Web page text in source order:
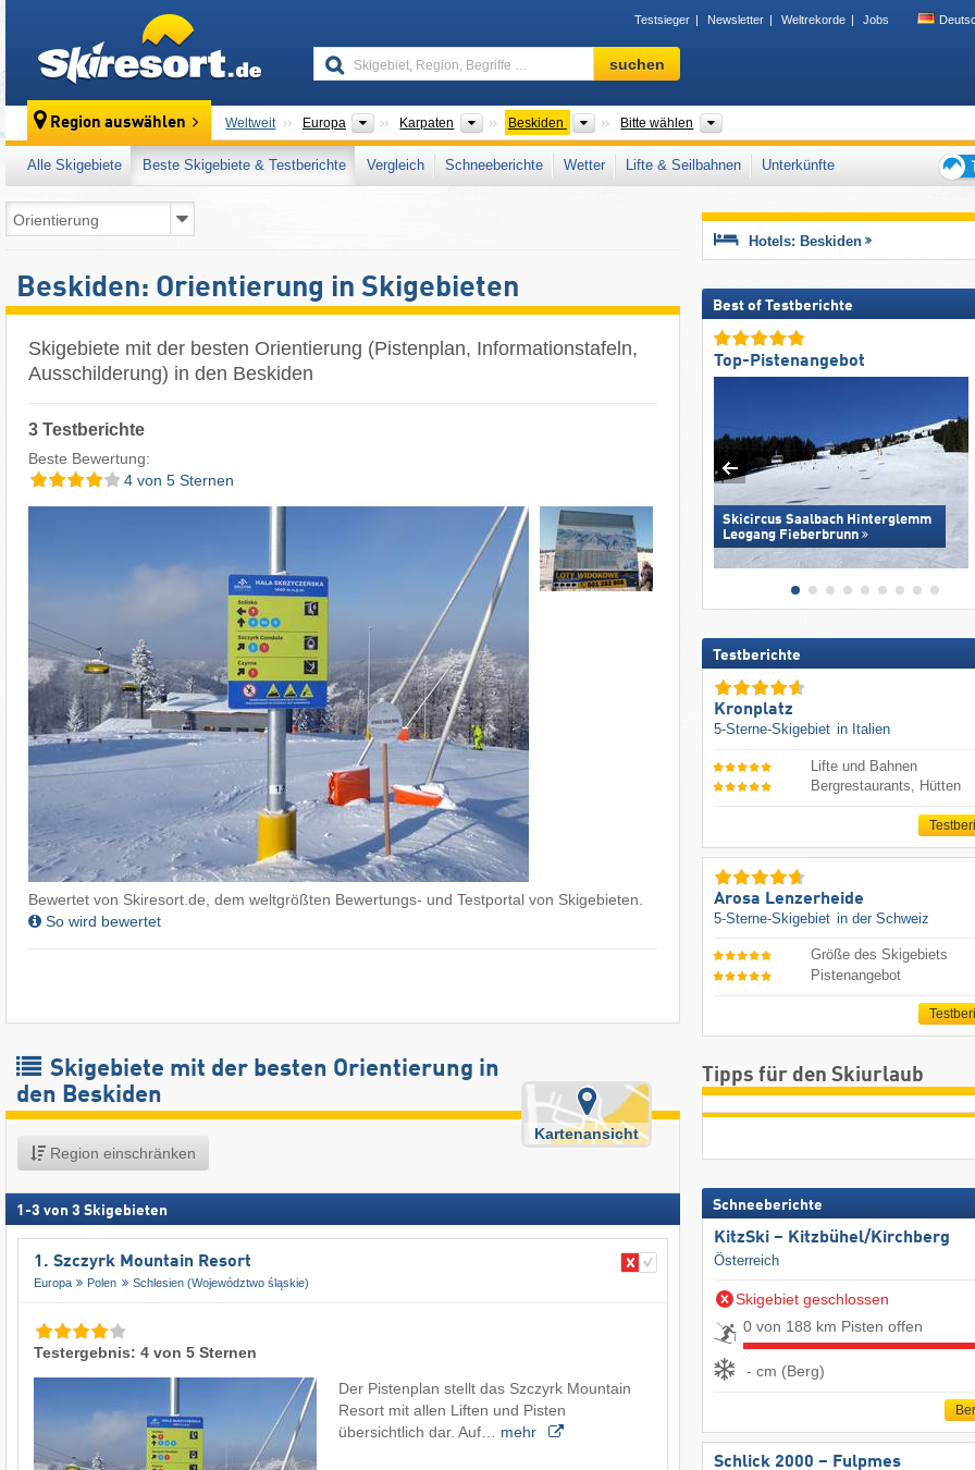
Testsieger Newsletter Weltrekorde Jobs
Skigebiet,
Region,
…
suchen
Region auswählen Weltweit Europa Kontinente
Karpaten Gebirgszüge
Beskiden Gebirgszüge
Bitte wählen
Alle Skigebiete Beste Skigebiete & Testberichte Vergleich Schneeberichte Wetter Lifte & Seilbahnen
Unterkünfte
für
Beskiden: Orientierung in Skigebieten
Skigebiete mit der besten Orientierung (Pistenplan, Informationstafeln,
Ausschilderung) in den Beskiden
3 Testberichte
Beste Bewertung:
4 von 5 Sternen
Bewertet von Skiresort.de, dem weltgrößten Bewertungs- und Testportal von Skigebieten.
So wird bewertet
Skigebiete mit der besten Orientierung in
den Beskiden
Region einschränken
Kartenansicht
1 -3 von 3 Skigebieten
1. Szczyrk Mountain Resort
Europa Polen Schlesien (Województwo śląskie)
Testergebnis: 4 von 5 Sternen
Der Pistenplan stellt das Szczyrk Mountain
Resort mit allen Liften und Pisten
übersichtlich dar. Auf… mehr
Hotels: Beskiden
Best of Testberichte
Top-Pistenangebot
Skicircus Saalbach Hinterglemm
Leogang Fieberbrunn
Testberichte
Kronplatz
5-Sterne-Skigebiet in Italien
Lifte und Bahnen
Bergrestaurants, Hütten
Arosa Lenzerheide
5-Sterne-Skigebiet in der Schweiz
Größe des Skigebiets
Pistenangebot
Tipps für den Skiurlaub
Schneeberichte
KitzSki – Kitzbühel/​Kirchberg
Österreich
Skigebiet geschlossen
0 von 188 km Pisten offen
- cm (Berg)
Schlick 2000 – Fulpmes